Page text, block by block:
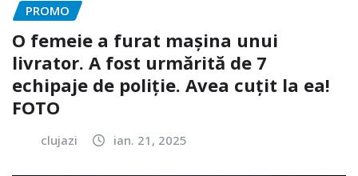
PROMO
O femeie a furat mașina unui
livrator. A fost urmărită de 7
echipaje de poliție. Avea cuțit la ea!
FOTO
clujazi ian. 21, 2025